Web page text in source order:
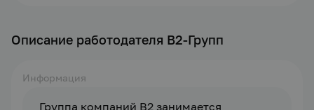
Описание работодателя В2-Групп
Информация
Группа компаний В2 занимается